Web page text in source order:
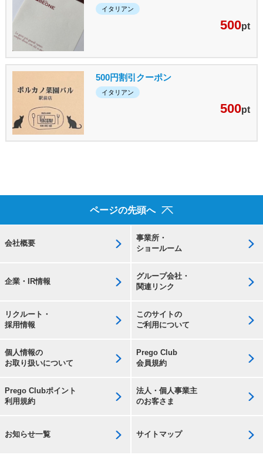
イタリアン
500pt
500円割引クーポン
イタリアン
500pt
ページの先頭へ
会社概要
事業所・
ショールーム
企業・IR情報
グループ会社・
関連リンク
リクルート・
採用情報
このサイトの
ご利用について
個人情報の
お取り扱いについて
Prego Club
会員規約
Prego Clubポイント
利用規約
法人・個人事業主
のお客さま
お知らせ一覧 サイトマップ